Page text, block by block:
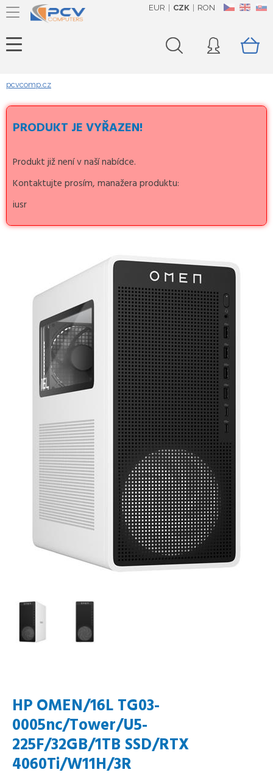
CZ EN SK
EUR CZK RON
pcvcomp.cz
PRODUKT JE VYŘAZEN!
Produkt již není v naší nabídce.
Kontaktujte prosím, manažera produktu:
iusr
HP OMEN/16L TG03-
0005nc/Tower/U5-
225F/32GB/1TB SSD/RTX
4060Ti/W11H/3R